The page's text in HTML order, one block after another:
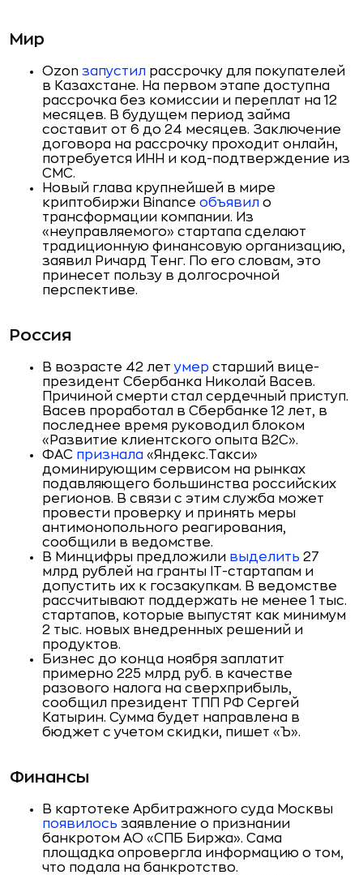
Мир
Ozon запустил рассрочку для покупателей
в Казахстане. На первом этапе доступна
рассрочка без комиссии и переплат на 12
месяцев. В будущем период займа
составит от 6 до 24 месяцев. Заключение
договора на рассрочку проходит онлайн,
потребуется ИНН и код-подтверждение из
СМС.
Новый глава крупнейшей в мире
криптобиржи Binance объявил о
трансформации компании. Из
«неуправляемого» стартапа сделают
традиционную финансовую организацию,
заявил Ричард Тенг. По его словам, это
принесет пользу в долгосрочной
перспективе.
Россия
В возрасте 42 летумер старший вице-
президент Сбербанка Николай Васев.
Причиной смерти стал сердечный приступ.
Васев проработал в Сбербанке 12 лет, в
последнее время руководил блоком
«Развитие клиентского опыта B2C».
ФАС признала «Яндекс.Такси»
доминирующим сервисом на рынках
подавляющего большинства российских
регионов. В связи с этим служба может
провести проверку и принять меры
антимонопольного реагирования,
сообщили в ведомстве.
В Минцифры предложили выделить 27
млрд рублей на гранты IT-стартапам и
допустить их к госзакупкам. В ведомстве
рассчитывают поддержать не менее 1 тыс.
стартапов, которые выпустят как минимум
2 тыс. новых внедренных решений и
продуктов.
Бизнес до конца ноября заплатит
примерно 225 млрд руб. в качестве
разового налога на сверхприбыль,
сообщил президент ТПП РФ Сергей
Катырин. Сумма будет направлена в
бюджет с учетом скидки, пишет «Ъ».
Финансы
В картотеке Арбитражного суда Москвы
появилось заявление о признании
банкротом АО «СПБ Биржа». Сама
площадка опровергла информацию о том,
что подала на банкротство.